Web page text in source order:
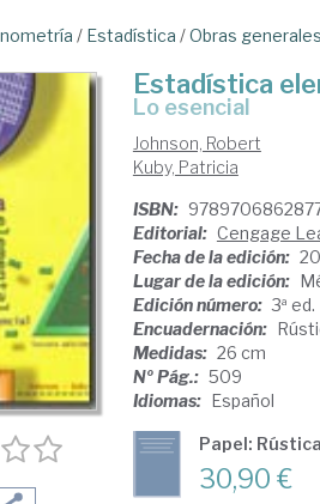
/ Estadística /Obras generales
Estadística
lo esencial
Johnson, Robert
Kuby, Patricia
ISBN:
Editorial: Cengage
Fecha de la edición:
Lugar de la edición:
Edición número: 3ª ed.
Encuadernación:
Medidas: 26 cm
Nº Pág.: 509
Idiomas: Español
Papel: Rústica
30,90 €